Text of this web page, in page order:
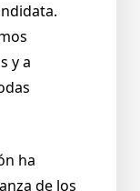
y a
ha
de los